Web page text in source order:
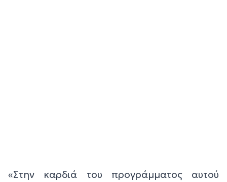
«Στην καρδιά του προγράμματος αυτού